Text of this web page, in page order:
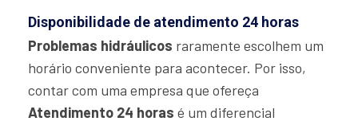
Disponibilidade de atendimento 24 horas
Problemas hidráulicos raramente escolhem um
horário conveniente para acontecer. Por isso,
contar com uma empresa que ofereça
Atendimento 24 horas é um diferencial